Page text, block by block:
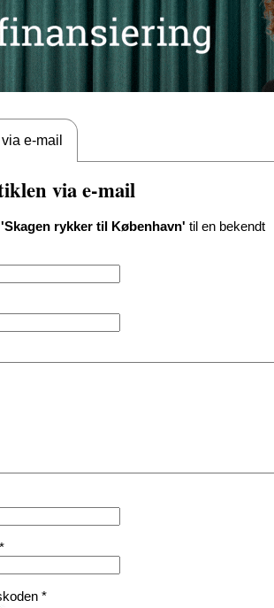
e-mail
via e-mail
'Skagen rykker til København' til en bekendt
*
*